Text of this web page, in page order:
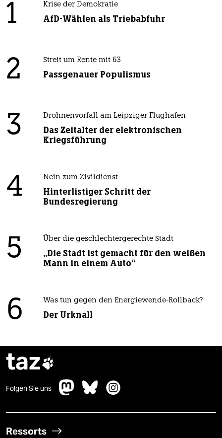
1 Krise der Demokratie
AfD-Wählen als Triebabfuhr
2 Streit um Rente mit 63
Passgenauer Populismus
3 Drohnenvorfall am Leipziger Flughafen
Das Zeitalter der elektronischen
Kriegsführung
4 Nein zum Zivildienst
Hinterlistiger Schritt der
Bundesregierung
5 Über die geschlechtergerechte Stadt
„Die Stadt ist gemacht für den weißen
Mann in einem Auto“
6 Was tun gegen den Energiewende-Rollback?
Der Urknall
taz
Folgen Sie uns
Ressorts